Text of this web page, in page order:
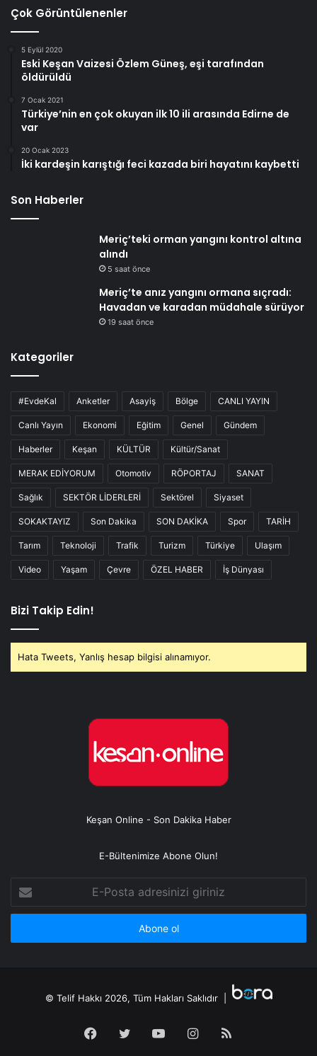
Çok Görüntülenenler
5 Eylül 2020
Eski Keşan Vaizesi Özlem Güneş, eşi tarafından
öldürüldü
7 Ocak 2021
Türkiye’nin en çok okuyan ilk 10 ili arasında Edirne de
var
20 Ocak 2023
İki kardeşin karıştığı feci kazada biri hayatını kaybetti
Son Haberler
Meriç’teki orman yangını kontrol altına
alındı
5 saat önce
Meriç’te anız yangını ormana sıçradı:
Havadan ve karadan müdahale sürüyor
19 saat önce
Kategoriler
#EvdeKal Anketler Asayiş Bölge CANLI YAYIN
Canlı Yayın Ekonomi Eğitim Genel Gündem
Haberler Keşan KÜLTÜR Kültür/Sanat
MERAK EDİYORUM Otomotiv RÖPORTAJ SANAT
Sağlık SEKTÖR LİDERLERİ Sektörel Siyaset
SOKAKTAYIZ Son Dakika SON DAKİKA Spor TARİH
Tarım Teknoloji Trafik Turizm Türkiye Ulaşım
Video Yaşam Çevre ÖZEL HABER İş Dünyası
Bizi Takip Edin!
Hata Tweets, Yanlış hesap bilgisi alınamıyor.
Keşan Online - Son Dakika Haber
E-Bültenimize Abone Olun!
Posta
adresinizi
© Telif Hakkı 2026, Tüm Hakları Saklıdır |
Facebook
TwitterYouTubeInstagram
RSS